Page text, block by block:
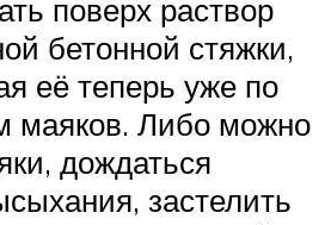
поверх раствор
бетонной стяжки,
её теперь уже по
маяков. Либо можно
дождаться
застелить